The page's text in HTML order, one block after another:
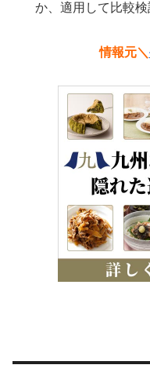
か、適用して比較検
情報元＼